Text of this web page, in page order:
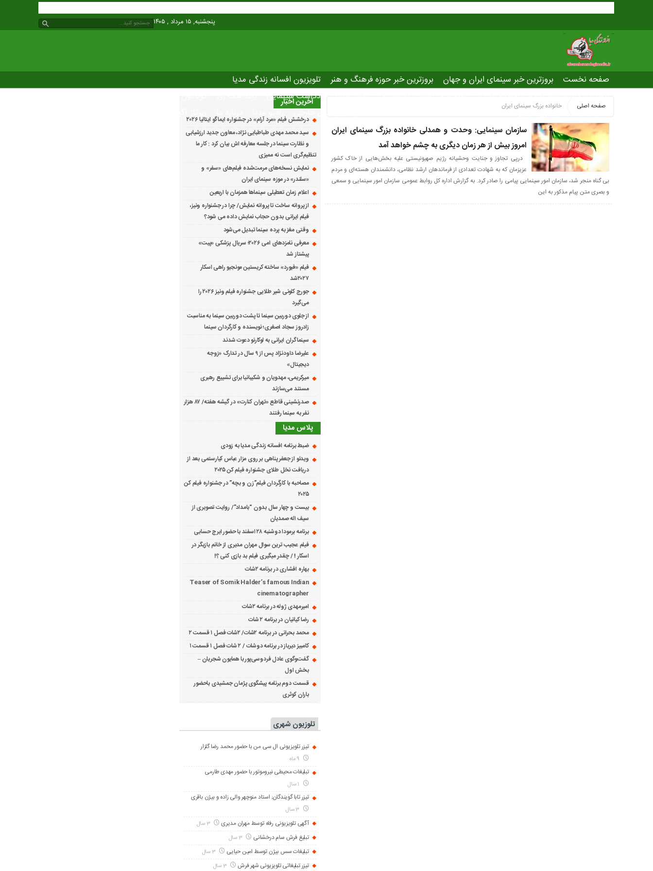
پنجشنبه, ۱۵ مرداد , ۱۴۰۵
صفحه نخست بروزترین خبر سینمای ایران و جهان بروزترین خبر حوزه فرهنگ و هنر
تلویزیون افسانه زندگی مدیا
یادداشت سینمایی
عصر جدید
تلویزیون شهری The latest news of world cinema دانلود فیلم های خارجی رادیو مدیا درباره ما صفحه اصلی خانواده بزرگ سینمای ایران
سازمان سینمایی: وحدت و همدلی خانواده بزرگ سینمای ایران
امروز بیش از هر زمان دیگری به چشم خواهد آمد
درپی تجاوز و جنایت وحشیانه رژیم صهیونیستی علیه بخش‌هایی از خاک کشور
عزیزمان که به شهادت تعدادی از فرماندهان ارشد نظامی، دانشمندان هسته‌ای و مردم
بی گناه منجر شد، سازمان امور سینمایی پیامی را صادر کرد. به گزارش اداره کل روابط عمومی سازمان امور سینمایی و سمعی
و بصری متن پیام مذکور به این
آخرین اخبار
درخشش فیلم «مرد آرام» در جشنواره ایماگو ایتالیا ۲۰۲۶
سید محمد مهدی طباطبایی نژاد، معاون جدید ارزشیابی
و نظارت سینما در جلسه معارفه اش بیان کرد : کار ما
تنظیم‌گری است نه ممیزی
نمایش نسخه‌های مرمت‌شده فیلم‌های «سفر» و
«سلندر» در موزه سینمای ایران
اعلام زمان تعطیلی سینماها همزمان با اربعین
از پروانه ساخت تا پروانه نمایش/ چرا در جشنواره ونیز،
فیلم ایرانی بدون حجاب نمایش داده می شود؟
وقتی مغز به پرده سینما تبدیل می‌شود
معرفی نامزدهای امی ۲۰۲۶؛ سریال پزشکی «پیت»
پیشتاز شد
فیلم «فیورد» ساخته کریستین مونجیو راهی اسکار
۲۰۲۷شد
جورج کلونی شیر طلایی جشنواره فیلم ونیز ۲۰۲۶ را
می‌گیرد
از جلوی دوربین سینما تا پشت دوربین سینما به مناسبت
زادروز سجاد اصغری؛ نویسنده و کارگردان سینما
سینماگران ایرانی به لوکارنو دعوت شدند
علیرضا داودنژاد پس از ۹ سال در تدارک «زوجه
دیجیتال»
میرکریمی، مهدویان و شکیبانیا برای تشییع رهبری
مستند می‌سازند
صدرنشینی قاطع «تهران کنارت» در گیشه هفته/ ۸۷ هزار
نفر به سینما رفتند
پلاس مدیا
ضبط برنامه افسانه زندگی مدیا به زودی
ویدئو از جعفر پناهی بر روی مزار عباس کیارستمی بعد از
دریافت نخل طلای جشنواره فیلم کن ۲۰۲۵
مصاحبه با کارگردان فیلم”زن و بچه” در جشنواره فیلم کن
۲۰۲۵
بیست و چهار سال بدون “بامداد”/ روایت تصویری از
سیف اله صمدیان
برنامه برمودا دوشنبه ۲۸ اسفند با حضور ایرج حسابی
فیلم عجیب ترین سوال مهران مدیری از خانم بازیگر در
اسکار ! / چقدر میگیری فیلم بد بازی کنی ؟!
بهاره افشاری در برنامه ۲شات
Teaser of Somik Halder’s famous Indian
cinematographer
امیرمهدی ژوله در برنامه ۲شات
رضا کیانیان در برنامه ۲ شات
محمد بحرانی در برنامه ۲شات/ ۲شات فصل ۱ قسمت ۲
کامبیز دیرباز در برنامه دوشات / ۲ شات فصل ۱ قسمت ۱
گفت‌وگوی عادل فردوسی‌پور با همایون شجریان –
بخش اول
قسمت دوم برنامه پیشگوی پژمان جمشیدی باحضور
باران کوثری
تلوزیون شهری
تیزر تلویزیونی ال سی من با حضور محمد رضا گلزار
تبلیغات محیطی نیروموتور با حضور مهدی طارمی
تیزر تابا گویندگان; استاد منوچهر والی زاده و بیژن باقری
آگهی تلویزیونی رفاه توسط مهران مدیری 3 سال
تبلیغ فرش سام درخشانی 3 سال
تبلیغات سس بیژن توسط امین حیایی 3 سال
تیزر تبلیغاتی تلویزیونی شهر فرش 3 سال